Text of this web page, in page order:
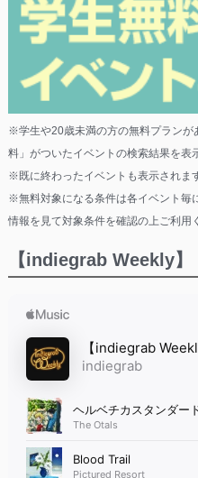
※学生や20歳未満の方の無料プランが
料」がついたイベントの検索結果を表
※既に終わったイベントも表示されま
※無料対象になる条件は各イベント毎
情報を見て対象条件を確認の上ご利用
【indiegrab Weekly】